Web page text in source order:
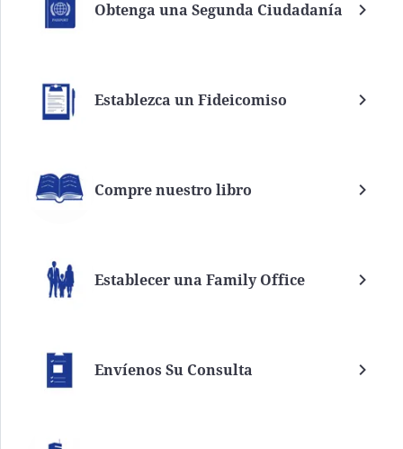
Obtenga una Segunda Ciudadanía
Establezca un Fideicomiso
Compre nuestro libro
Establecer una Family Office
Envíenos Su Consulta